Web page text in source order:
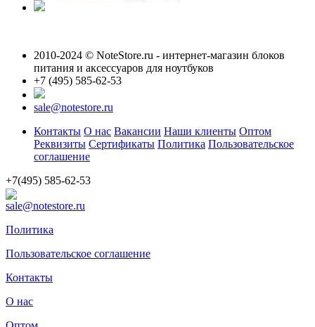
2010-2024 © NoteStore.ru - интернет-магазин блоков
питания и аксессуаров для ноутбуков
+7 (495) 585-62-53
sale@notestore.ru
Контакты О нас Вакансии Наши клиенты Оптом
Реквизиты Сертификаты Политика Пользовательское
соглашение
+7(495) 585-62-53
sale@notestore.ru
Политика
Пользовательское соглашение
Контакты
О нас